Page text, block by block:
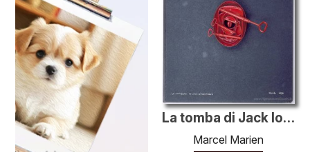
pezzo è pensato per integrarsi armoniosamente
nell'ambiente domestico o lavorativo, infondendo un
senso di eleganza e creatività. Scegli un dipinto di Marien
per trasformare il tuo spazio in una galleria d'arte
personale, capace di ispirare e suscitare emozioni.
La tomba di Jack lo Squartatore
Marcel Marien